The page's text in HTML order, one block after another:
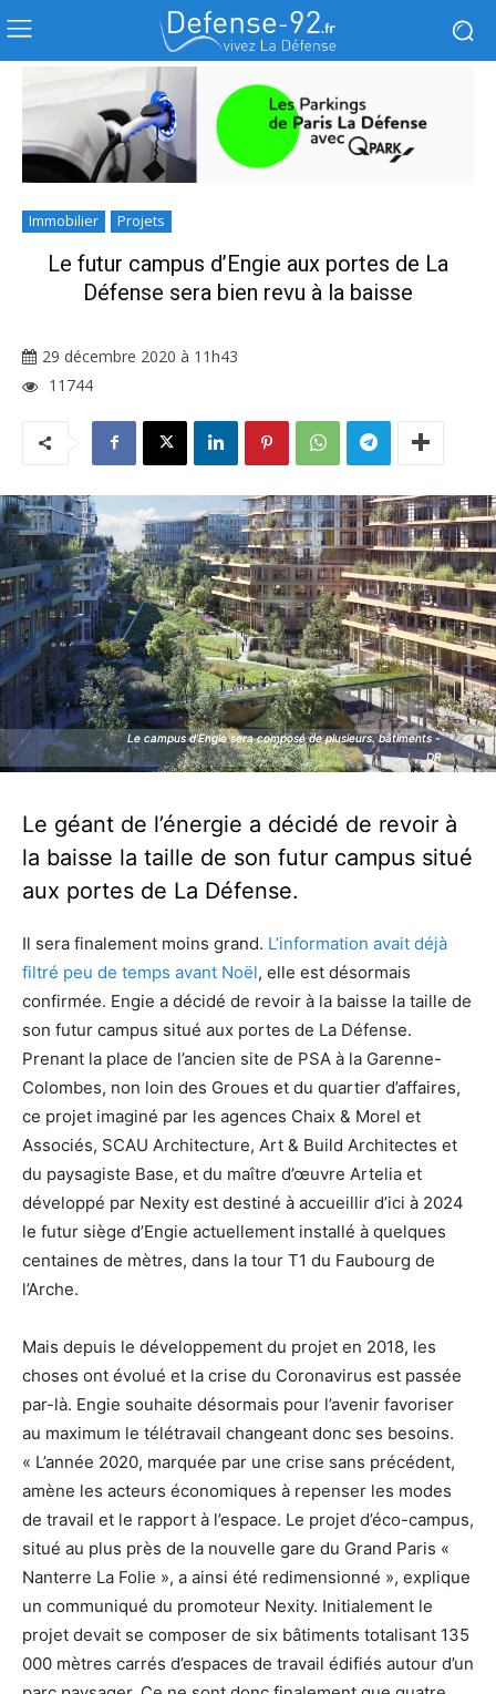
Immobilier Projets
Le futur campus d’Engie aux portes de La
Défense sera bien revu à la baisse
29 décembre 2020 à 11h43
11744
Le campus d'Engie sera composé de plusieurs. bâtiments -
DR
Le campus d'Engie sera composé de plusieurs. bâtiments -
DR
Le géant de l’énergie a décidé de revoir à
la baisse la taille de son futur campus situé
aux portes de La Défense.
Il sera finalement moins grand. L’information avait déjà
filtré peu de temps avant Noël, elle est désormais
confirmée. Engie a décidé de revoir à la baisse la taille de
son futur campus situé aux portes de La Défense.
Prenant la place de l’ancien site de PSA à la Garenne-
Colombes, non loin des Groues et du quartier d’affaires,
ce projet imaginé par les agences Chaix & Morel et
Associés, SCAU Architecture, Art & Build Architectes et
du paysagiste Base, et du maître d’œuvre Artelia et
développé par Nexity est destiné à accueillir d’ici à 2024
le futur siège d’Engie actuellement installé à quelques
centaines de mètres, dans la tour T1 du Faubourg de
l’Arche.
Mais depuis le développement du projet en 2018, les
choses ont évolué et la crise du Coronavirus est passée
par-là. Engie souhaite désormais pour l’avenir favoriser
au maximum le télétravail changeant donc ses besoins.
« L’année 2020, marquée par une crise sans précédent,
amène les acteurs économiques à repenser les modes
de travail et le rapport à l’espace. Le projet d’éco-campus,
situé au plus près de la nouvelle gare du Grand Paris «
Nanterre La Folie », a ainsi été redimensionné », explique
un communiqué du promoteur Nexity. Initialement le
projet devait se composer de six bâtiments totalisant 135
000 mètres carrés d’espaces de travail édifiés autour d’un